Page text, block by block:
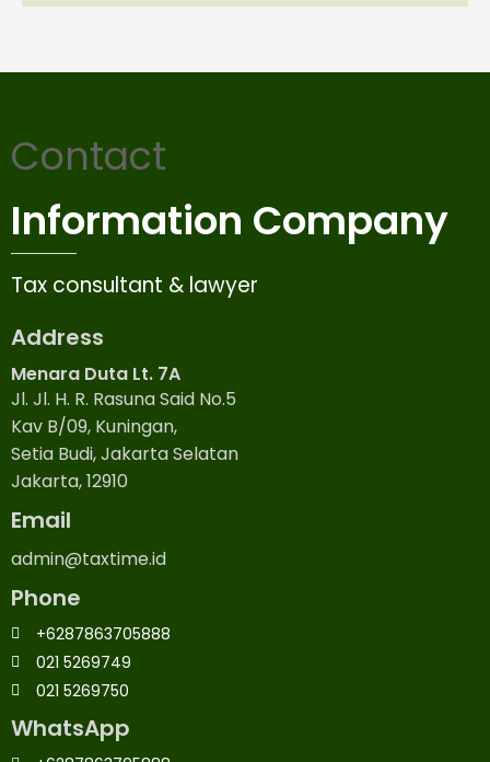
Contact
Information Company
Tax consultant & lawyer
Address
Menara Duta Lt. 7A
Jl. Jl. H. R. Rasuna Said No.5
Kav B/09, Kuningan,
Setia Budi, Jakarta Selatan
Jakarta, 12910
Email
admin@taxtime.id
Phone
+6287863705888
021 5269749
021 5269750
WhatsApp